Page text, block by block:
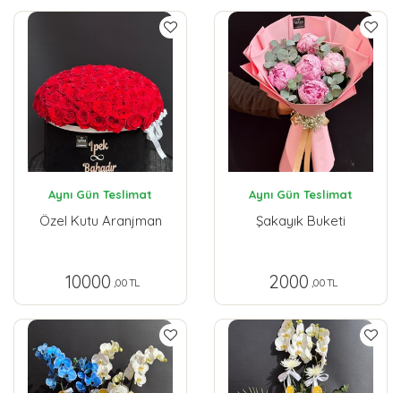
Aynı Gün Teslimat
Özel Kutu Aranjman
10000 ,00 TL
Aynı Gün Teslimat
Şakayık Buketi
2000 ,00 TL